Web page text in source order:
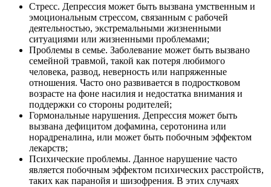
Стресс. Депрессия может быть вызвана умственным и
эмоциональным стрессом, связанным с рабочей
деятельностью, экстремальными жизненными
ситуациями или жизненными проблемами;
Проблемы в семье. Заболевание может быть вызвано
семейной травмой, такой как потеря любимого
человека, развод, неверность или напряженные
отношения. Часто оно развивается в подростковом
возрасте на фоне насилия и недостатка внимания и
поддержки со стороны родителей;
Гормональные нарушения. Депрессия может быть
вызвана дефицитом дофамина, серотонина или
норадреналина, или может быть побочным эффектом
лекарств;
Психические проблемы. Данное нарушение часто
является побочным эффектом психических расстройств,
таких как паранойя и шизофрения. В этих случаях